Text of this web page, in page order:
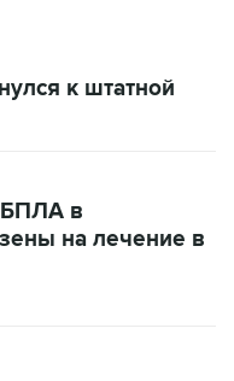
к штатной
БПЛА в
на лечение в